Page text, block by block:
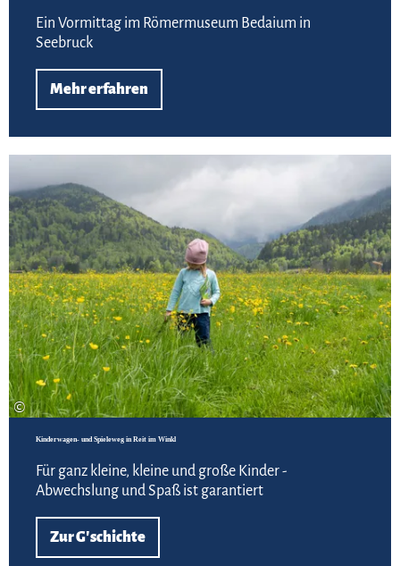
Ein Vormittag im Römermuseum Bedaium in
Seebruck
Mehr erfahren
©
Kinderwagen- und Spieleweg in Reit im Winkl
Für ganz kleine, kleine und große Kinder -
Abwechslung und Spaß ist garantiert
Zur G'schichte